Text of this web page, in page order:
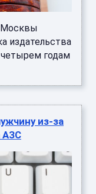
Москвы
издательства
четырем годам
из-за
АЗС